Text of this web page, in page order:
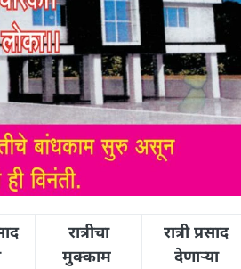
रात्रीचा
मुक्काम
रात्री प्रसाद
देणार्‍या